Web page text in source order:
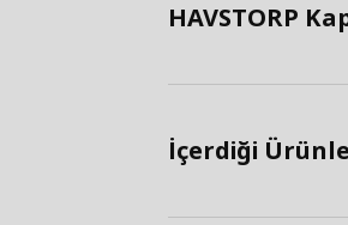
HAVSTORP
İçerdiği